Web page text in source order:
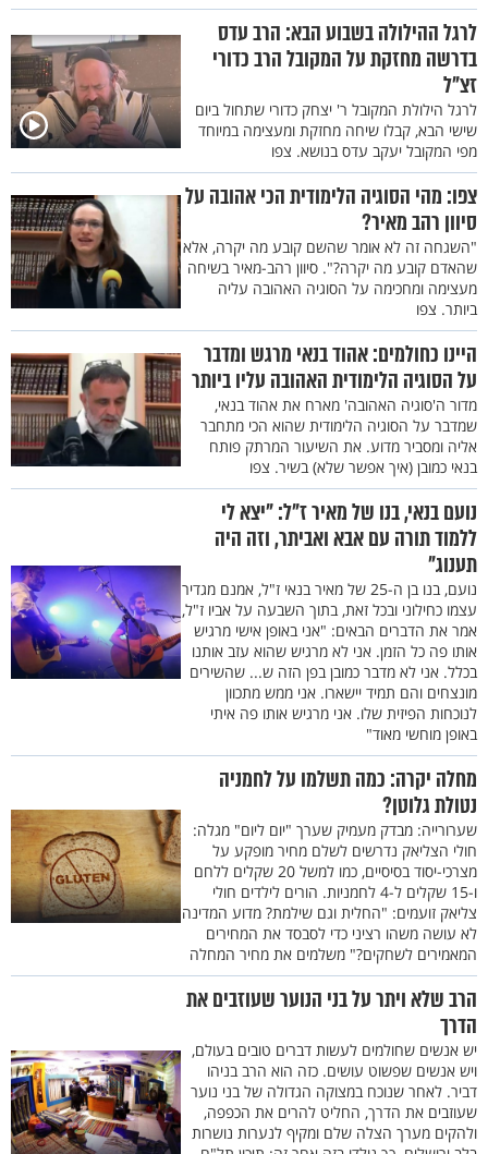
לרגל ההילולה בשבוע הבא: הרב עדס
בדרשה מחזקת על המקובל הרב כדורי
זצ"ל
לרגל הילולת המקובל ר' יצחק כדורי שתחול ביום
שישי הבא, קבלו שיחה מחזקת ומעצימה במיוחד
מפי המקובל יעקב עדס בנושא. צפו
צפו: מהי הסוגיה הלימודית הכי אהובה על
סיוון רהב מאיר?
"השגחה זה לא אומר שהשם קובע מה יקרה, אלא
שהאדם קובע מה יקרה?". סיוון רהב-מאיר בשיחה
מעצימה ומחכימה על הסוגיה האהובה עליה
ביותר. צפו
היינו כחולמים: אהוד בנאי מרגש ומדבר
על הסוגיה הלימודית האהובה עליו ביותר
מדור ה'סוגיה האהובה' מארח את אהוד בנאי,
שמדבר על הסוגיה הלימודית שהוא הכי מתחבר
אליה ומסביר מדוע. את השיעור המרתק פותח
בנאי כמובן (איך אפשר שלא) בשיר. צפו
נועם בנאי, בנו של מאיר ז"ל: "יצא לי
ללמוד תורה עם אבא ואביתר, וזה היה
תענוג"
נועם, בנו בן ה-25 של מאיר בנאי ז"ל, אמנם מגדיר
עצמו כחילוני ובכל זאת, בתוך השבעה על אביו ז"ל,
אמר את הדברים הבאים: "אני באופן אישי מרגיש
אותו פה כל הזמן. אני לא מרגיש שהוא עזב אותנו
בכלל. אני לא מדבר כמובן בפן הזה ש... שהשירים
מונצחים והם תמיד יישארו. אני ממש מתכוון
לנוכחות הפיזית שלו. אני מרגיש אותו פה איתי
באופן מוחשי מאוד"
מחלה יקרה: כמה תשלמו על לחמניה
נטולת גלוטן?
שערורייה: מבדק מעמיק שערך "יום ליום" מגלה:
חולי הצליאק נדרשים לשלם מחיר מופקע על
מצרכי-יסוד בסיסיים, כמו למשל 20 שקלים ללחם
ו-15 שקלים ל-4 לחמניות. הורים לילדים חולי
צליאק זועמים: "החלית וגם שילמת? מדוע המדינה
לא עושה משהו רציני כדי לסבסד את המחירים
המאמירים לשחקים?" משלמים את מחיר המחלה
הרב שלא ויתר על בני הנוער שעוזבים את
הדרך
יש אנשים שחולמים לעשות דברים טובים בעולם,
ויש אנשים שפשוט עושים. כזה הוא הרב בניהו
דביר. לאחר שנוכח במצוקה הגדולה של בני נוער
שעוזבים את הדרך, החליט להרים את הכפפה,
ולהקים מערך הצלה שלם ומקיף לנערות נושרות